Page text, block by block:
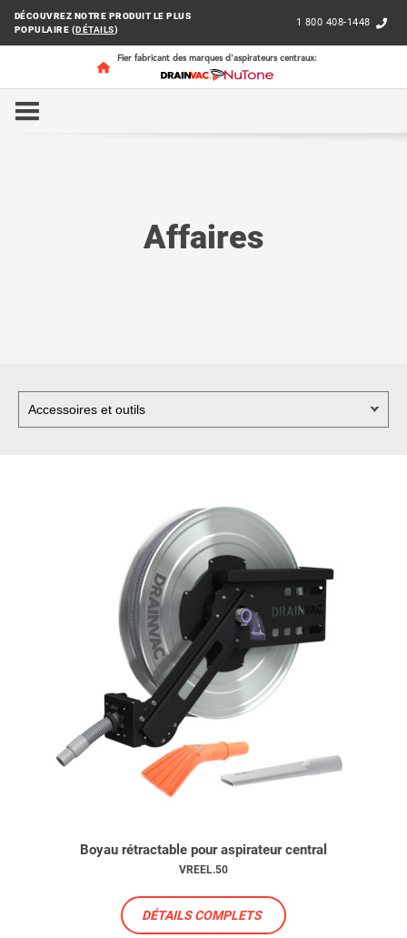
DÉCOUVREZ NOTRE PRODUIT LE PLUS
POPULAIRE (DÉTAILS)
1 800 408-1448
Fier fabricant des marques d'aspirateurs centraux:
ACCUEIL
Affaires
Boyau rétractable pour aspirateur central
VREEL.50
DÉTAILS COMPLETS